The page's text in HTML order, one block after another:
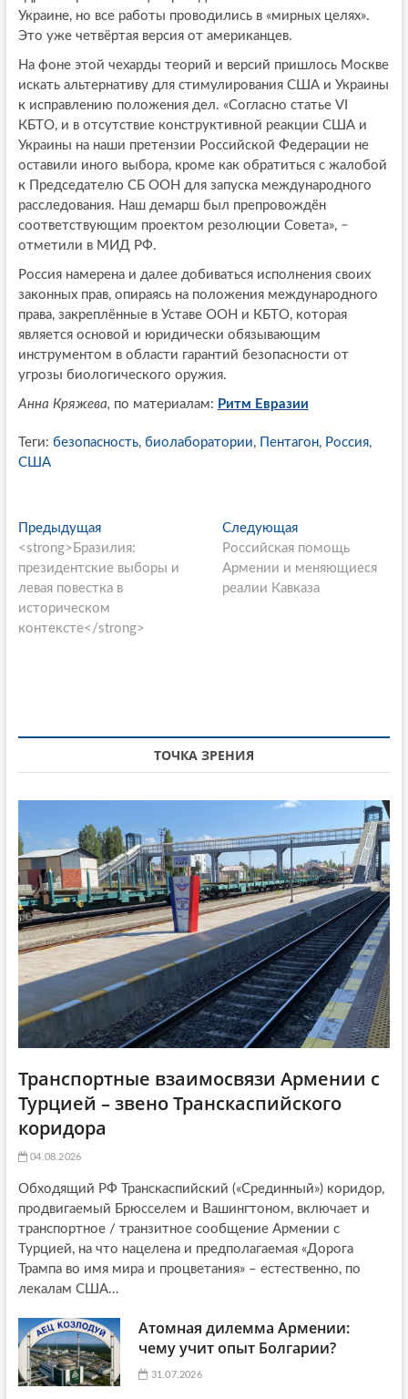
Украине, но все работы проводились в «мирных целях».
Это уже четвёртая версия от американцев.
На фоне этой чехарды теорий и версий пришлось Москве
искать альтернативу для стимулирования США и Украины
к исправлению положения дел. «Согласно статье VI
КБТО, и в отсутствие конструктивной реакции США и
Украины на наши претензии Российской Федерации не
оставили иного выбора, кроме как обратиться с жалобой
к Председателю СБ ООН для запуска международного
расследования. Наш демарш был препровождён
соответствующим проектом резолюции Совета», −
отметили в МИД РФ.
Россия намерена и далее добиваться исполнения своих
законных прав, опираясь на положения международного
права, закреплённые в Уставе ООН и КБТО, которая
является основой и юридически обязывающим
инструментом в области гарантий безопасности от
угрозы биологического оружия.
Анна Кряжева, по материалам: Ритм Евразии
Теги: безопасность, биолаборатории, Пентагон, Россия,
США
P
o
s
t
i
g
a
t
i
o
n
ПредыдущаяП
р
е
д
ы
д
а
я
:
<strong>Бразилия:
президентские выборы и
левая повестка в
историческом
контексте</strong>
Следующая
л
е
д
т
:
Российская помощь
Армении и меняющиеся
реалии Кавказа
ТОЧКА ЗРЕНИЯ
Транспортные взаимосвязи Армении с
Турцией – звено Транскаспийского
коридора
04.08.2026
Обходящий РФ Транскаспийский («Срединный») коридор,
продвигаемый Брюсселем и Вашингтоном, включает и
транспортное / транзитное сообщение Армении с
Турцией, на что нацелена и предполагаемая «Дорога
Трампа во имя мира и процветания» – естественно, по
лекалам США...
Атомная дилемма Армении:
чему учит опыт Болгарии?
31.07.2026